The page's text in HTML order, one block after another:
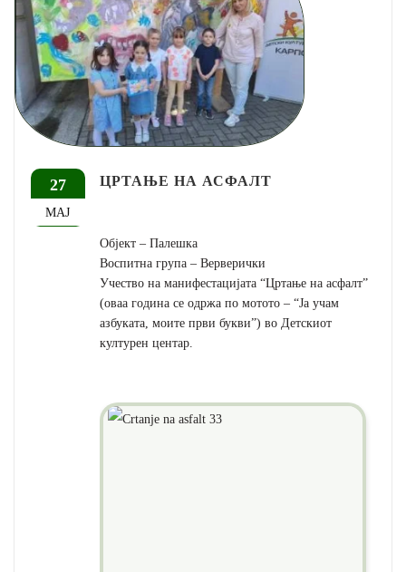
27
МАЈ
ЦРТАЊЕ НА АСФАЛТ
Објект – Палешка
Воспитна група – Верверички
Учество на манифестацијата “Цртање на асфалт”
(оваа година се одржа по мотото – “Ја учам
азбуката, моите први букви”) во Детскиот
културен центар.